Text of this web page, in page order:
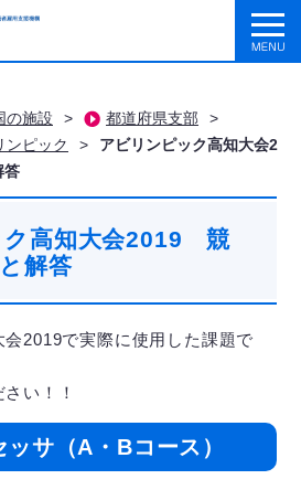
の施設 > 都道府県支部
>
ンピック >
アビリンピック高知大会2
答
ク高知大会2019 競
解答
2019で実際に使用した課題で
い！！
サ（A・Bコース）